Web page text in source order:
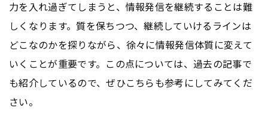
力を入れ過ぎてしまうと、情報発信を継続することは難
しくなります。質を保ちつつ、継続していけるラインは
どこなのかを探りながら、徐々に情報発信体質に変えて
いくことが重要です。この点については、過去の記事で
も紹介しているので、ぜひこちらも参考にしてみてくだ
さい。